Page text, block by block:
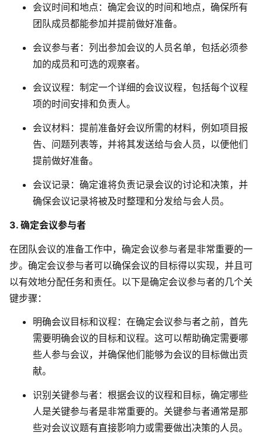
会议时间和地点 ：确定会议的时间和地点，确保所有
团队成员都能参加并提前做好准备。
会议参与者：列出参加会议的人员名单，包括必须参
加的成员和可选的观察者。
会议议程 ：制定一个详细的会议议程，包括每个议程
项的时间安排和负责人。
会议材料：提前准备好会议所需的材料，例如项目报
告、问题列表等，并将其发送给与会人员，以便他们
提前做好准备。
会议记录 ：确定谁将负责记录会议的讨论和决策，并
确保会议记录将被及时整理和分发给与会人员。
3. 确定会议参与者
在团队会议的准备工作中，确定会议参与者是非常重要的一
步。确定会议参与者可以确保会议的目标得以实现，并且可
以有效地分配任务和责任。以下是确定会议参与者的几个关
键步骤：
明确会议目标和议程 ：在确定会议参与者之前，首先
需要明确会议的目标和议程。这可以帮助确定需要哪
些人参与会议，并确保他们能够为会议的目标做出贡
献。
识别关键参与者：根据会议的议程和目标，确定哪些
人是关键参与者是非常重要的。关键参与者通常是那
些对会议议题有直接影响力或需要做出决策的人员。